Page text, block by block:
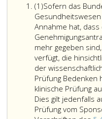
(1)Absatz
eins
Sofern das
Annahme hat,
mehr gegeben
verfügt, die
der
Prüfung Bedenken
klinische Prüfung
Dies gilt jedenfalls
Prüfung vom